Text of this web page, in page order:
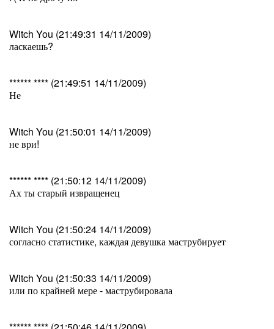
Witch You (21:49:31 14/11/2009)
ласкаешь?
****** **** (21:49:51 14/11/2009)
Не
Witch You (21:50:01 14/11/2009)
не ври!
****** **** (21:50:12 14/11/2009)
Ах ты старый извращенец
Witch You (21:50:24 14/11/2009)
согласно статистике, каждая девушка маструбирует
Witch You (21:50:33 14/11/2009)
или по крайней мере - маструбировала